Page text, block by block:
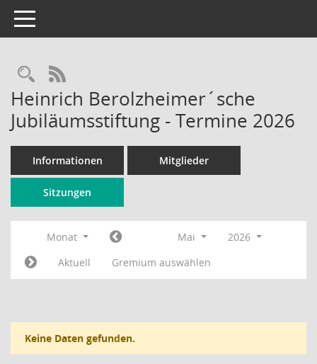
Toggle navigation
Rechercheauswahl
RSS-Feed
Heinrich Berolzheimer´sche
Jubiläumsstiftung - Termine 2026
Informationen Mitglieder
Sitzungen
Monat Mai
2026
Aktuell
Gremium auswählen
Keine Daten gefunden.